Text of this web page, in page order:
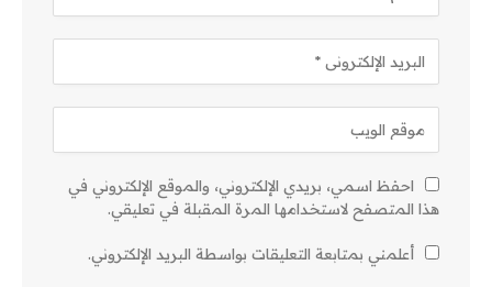
احفظ اسمي، بريدي الإلكتروني، والموقع الإلكتروني في
هذا المتصفح لاستخدامها المرة المقبلة في تعليقي.
أعلمني بمتابعة التعليقات بواسطة البريد الإلكتروني.